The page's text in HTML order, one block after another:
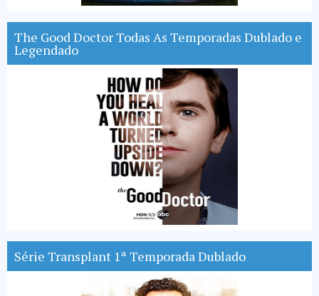
The Good Doctor Todas As Temporadas Dublado e
Legendado
Série Transplant 1ª Temporada Dublado